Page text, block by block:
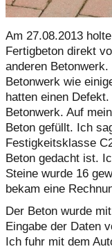
Am 27.08.2013
Fertigbeton direkt
anderen
Betonwerk wie
hatten einen
Betonwerk. Auf
Beton gefüllt. Ich
Festigkeitsklasse
Beton gedacht ist.
Steine wurde 16
bekam eine
Der Beton wurde
Eingabe der Daten
Ich fuhr mit dem